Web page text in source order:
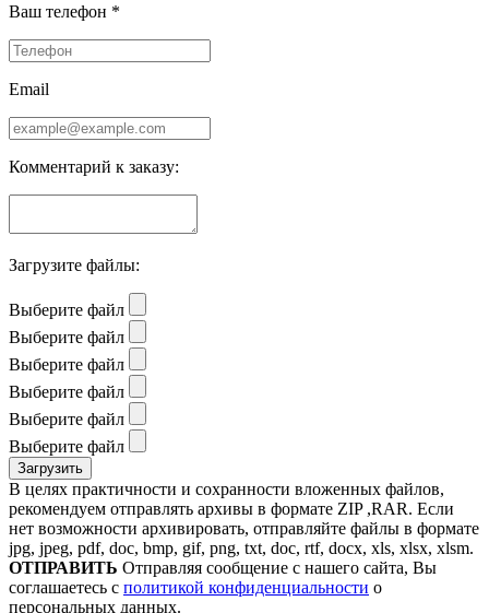
Ваш телефон *
Email
Комментарий к заказу:
Загрузите файлы:
Выберите файл
Выберите файл
Выберите файл
Выберите файл
Выберите файл
Выберите файл
В целях практичности и сохранности вложенных файлов,
рекомендуем отправлять архивы в формате ZIP ,RAR. Если
нет возможности архивировать, отправляйте файлы в формате
jpg, jpeg, pdf, doc, bmp, gif, png, txt, doc, rtf, docx, xls, xlsx, xlsm.
ОТПРАВИТЬ Отправляя сообщение с нашего сайта, Вы
соглашаетесь с политикой конфиденциальности о
персональных данных.